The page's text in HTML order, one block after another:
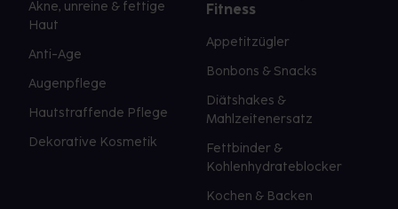
Akne, unreine & fettige
Haut
Anti-Age
Augenpflege
Hautstraffende Pflege
Dekorative Kosmetik
Fitness
Appetitzügler
Bonbons & Snacks
Diätshakes &
Mahlzeitenersatz
Fettbinder &
Kohlenhydrateblocker
Kochen & Backen